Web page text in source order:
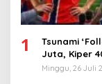
1
Tsunami
Juta, Kiper
Minggu, 26 Juli